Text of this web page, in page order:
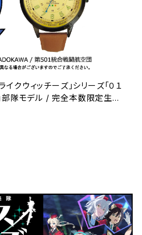
ウィッチーズ」シリーズ「０１
部隊モデル / 完全本数限定生産